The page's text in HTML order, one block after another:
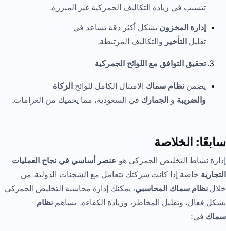
تتسبب في زيادة التكاليف الجمركية غير المبررة.
إدارة المخزون بشكل أكثر دقة تساعد في
تقليل التأخير والتكاليف المرتبطة.
تحقيق التوافق مع اللوائح الجمركية
يضمن نظام سماك الامتثال الكامل للوائح الزكاة
والضريبة و الجمارك في السعودية، مما يحميك من الغرامات.
سابعًا: الخلاصة
إدارة نشاط التخليص الجمركي هو عنصر أساسي في نجاح العمليات
التجارية خاصة إذا كانت شركتك تتعامل مع الشحنات الدولية. من
خلال نظام سماك المحاسبي، يمكنك إدارة محاسبة التخليص الجمركي
بشكل فعال، وتقليل المخاطر، وزيادة الكفاءة. يساهم نظام
سماك في: